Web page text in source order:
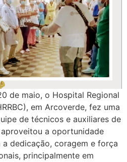
de maio, o Hospital Regional
em Arcoverde, fez uma
de técnicos e auxiliares de
a oportunidade
dedicação, coragem e força
principalmente em